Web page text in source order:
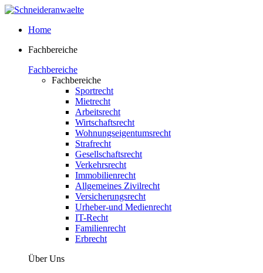
Home
Fachbereiche
Fachbereiche
Fachbereiche
Sportrecht
Mietrecht
Arbeitsrecht
Wirtschaftsrecht
Wohnungseigentumsrecht
Strafrecht
Gesellschaftsrecht
Verkehrsrecht
Immobilienrecht
Allgemeines Zivilrecht
Versicherungsrecht
Urheber-und Medienrecht
IT-Recht
Familienrecht
Erbrecht
Über Uns